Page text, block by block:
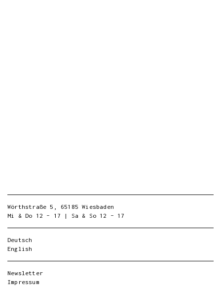
Wörthstraße 5, 65185 Wiesbaden
Mi & Do 12 – 17 | Sa & So 12 – 17
Deutsch
English
Newsletter
Impressum